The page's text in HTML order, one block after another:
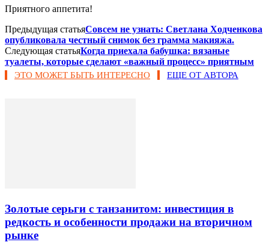
Приятного аппетита!
Предыдущая статьяСовсем не узнать: Светлана Ходченкова
опубликовала честный снимок без грамма макияжа.
Следующая статьяКогда приехала бабушка: вязаные
туалеты, которые сделают «важный процесс» приятным
ЭТО МОЖЕТ БЫТЬ ИНТЕРЕСНО ЕЩЕ ОТ АВТОРА
Золотые серьги с танзанитом: инвестиция в
редкость и особенности продажи на вторичном
рынке